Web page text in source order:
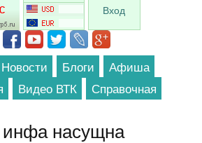
Вход
Новости Блоги
Афиша
Видео ВТК Справочная
насущна